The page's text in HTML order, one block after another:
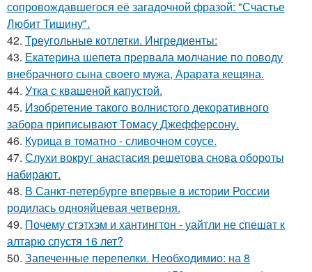
сопровождавшегося её загадочной фразой: "Счастье
Любит Тишину".
42. Треугольные котлетки. Ингредиенты:
43. Екатерина шепета прервала молчание по поводу
внебрачного сына своего мужа, Арарата кещяна.
44. Утка с квашеной капустой.
45. Изобретение такого волнистого декоративного
забора приписывают Томасу Джефферсону.
46. Курица в томатно - сливочном соусе.
47. Слухи вокруг анастасия решетова снова обороты
набирают.
48. В Санкт-петербурге впервые в истории России
родилась однояйцевая четверня.
49. Почему стэтхэм и хантингтон - уайтли не спешат к
алтарю спустя 16 лет?
50. Запеченные перепелки. Необходимио: на 8